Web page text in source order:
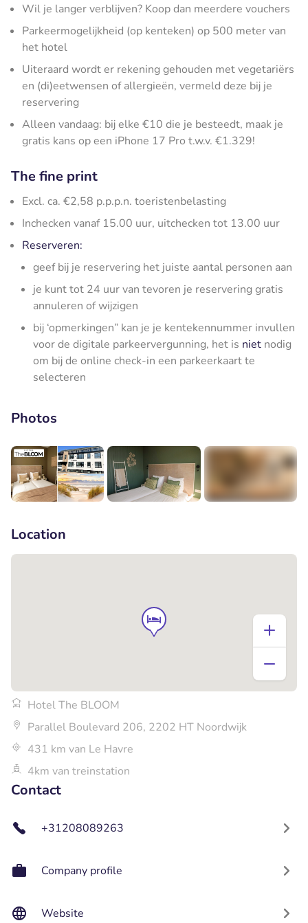
Wil je langer verblijven? Koop dan meerdere vouchers
Parkeermogelijkheid (op kenteken) op 500 meter van
het hotel
Uiteraard wordt er rekening gehouden met vegetariërs
en (di)eetwensen of allergieën, vermeld deze bij je
reservering
Alleen vandaag: bij elke €10 die je besteedt, maak je
gratis kans op een iPhone 17 Pro t.w.v. €1.329!
The fine print
Excl. ca. €2,58 p.p.p.n. toeristenbelasting
Inchecken vanaf 15.00 uur, uitchecken tot 13.00 uur
Reserveren:
geef bij je reservering het juiste aantal personen aan
je kunt tot 24 uur van tevoren je reservering gratis
annuleren of wijzigen
bij ‘opmerkingen” kan je je kentekennummer invullen
voor de digitale parkeervergunning, het is niet nodig
om bij de online check-in een parkeerkaart te
selecteren
Photos
Location
Hotel The BLOOM
Parallel Boulevard 206, 2202 HT Noordwijk
431 km van Le Havre
4km van treinstation
Contact
+31208089263
Company profile
Website